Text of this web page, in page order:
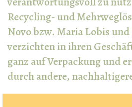
Recycling- und
Novo bzw. Maria Lobis
verzichten in ihren
ganz auf Verpackung und
durch andere,